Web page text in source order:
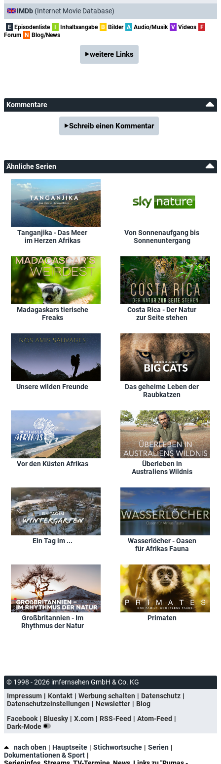
IMDb (Internet Movie Database)
E Episodenliste I Inhaltsangabe B Bilder A Audio/Musik V Videos F
Forum N Blog/News
weitere Links
Kommentare
Schreib einen Kommentar
Ähnliche Serien
Tanganjika - Das Meer
im Herzen Afrikas
Von Sonnenaufgang bis
Sonnenuntergang
Madagaskars tierische
Freaks
Costa Rica - Der Natur
zur Seite stehen
Unsere wilden Freunde
Das geheime Leben der
Raubkatzen
Vor den Küsten Afrikas
Überleben in
Australiens Wildnis
Ein Tag im ...
Wasserlöcher - Oasen
für Afrikas Fauna
Großbritannien - Im
Rhythmus der Natur
Primaten
© 1998 - 2026 imfernsehen GmbH & Co. KG
Impressum
Kontakt Werbung schalten
Datenschutz
Datenschutzeinstellungen
Newsletter
Blog
Facebook
Bluesky X.com RSS-Feed
Atom-Feed
Dark-Mode
nach oben Hauptseite Stichwortsuche
Serien
Dokumentationen & Sport